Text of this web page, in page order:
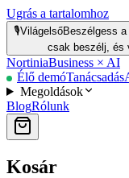
Ugrás a tartalomhoz
🎙️VilágelsőBeszélgess a
csak beszélj, és
NortiniaBusiness × AI
Élő demóTanácsadás
Megoldások
BlogRólunk
Kosár